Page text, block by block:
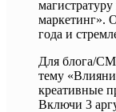
маркетинг».
года и
Для блога/
тему
креативные
Включи 3